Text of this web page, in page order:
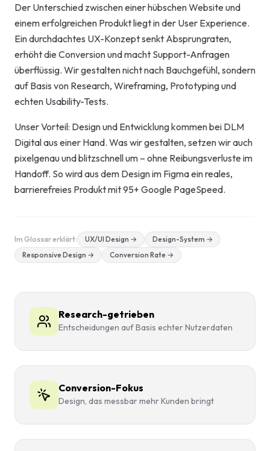
Der Unterschied zwischen einer hübschen Website und
einem erfolgreichen Produkt liegt in der User Experience.
Ein durchdachtes UX-Konzept senkt Absprungraten,
erhöht die Conversion und macht Support-Anfragen
überflüssig. Wir gestalten nicht nach Bauchgefühl, sondern
auf Basis von Research, Wireframing, Prototyping und
echten Usability-Tests.
Unser Vorteil: Design und Entwicklung kommen bei DLM
Digital aus einer Hand. Was wir gestalten, setzen wir auch
pixelgenau und blitzschnell um – ohne Reibungsverluste im
Handoff. So wird aus dem Design im Figma ein reales,
barrierefreies Produkt mit 95+ Google PageSpeed.
Im Glossar erklärt: UX/UI Design → Design-System →
Responsive Design → Conversion Rate →
Research-getrieben
Entscheidungen auf Basis echter Nutzerdaten
Conversion-Fokus
Design, das messbar mehr Kunden bringt